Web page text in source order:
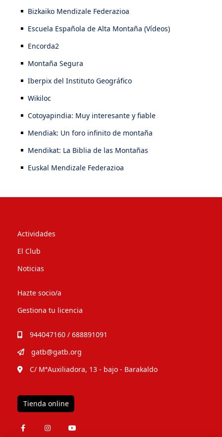
Bizkaiko Mendizale Federazioa
Escuela Española de Alta Montaña (Vídeos)
Encorda2
Montaña Segura
Iberpix del Instituto Geográfico
Wikiloc
Cotoyapindia: Muy interesante y fiable
Mendiak: Un foro infinito de montaña
Mendikat: La Biblia de las Montañas
Euskal Mendizale Federazioa
Actividades
El Club
Noticias
Hazte socio/a
Gestiona tu licencia
944047160 / 688891091
gatb@gatb.org
C/ MªAuxiliadora, 13 - bajo - Barakaldo
Tienda online